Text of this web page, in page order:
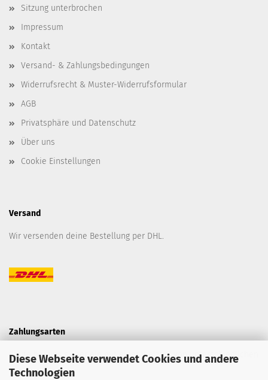
Diese Webseite verwendet Cookies und andere
Technologien
Sitzung unterbrochen
Impressum
Kontakt
Versand- & Zahlungsbedingungen
Widerrufsrecht & Muster-Widerrufsformular
AGB
Privatsphäre und Datenschutz
Über uns
Cookie Einstellungen
Versand
Wir versenden deine Bestellung per DHL.
Zahlungsarten
Kaufe bei uns sicher ein mit einer Vielzahl von unterschiedlichen
Zahlungsarten.